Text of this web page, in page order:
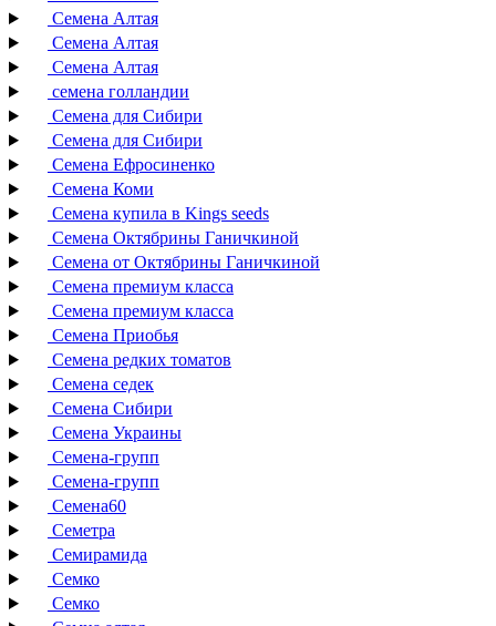
Семена Алтая
Семена Алтая
Семена Алтая
семена голландии
Семена для Сибири
Семена для Сибири
Семена Ефросиненко
Семена Коми
Семена купила в Kings seeds
Семена Октябрины Ганичкиной
Семена от Октябрины Ганичкиной
Семена премиум класса
Семена премиум класса
Семена Приобья
Семена редких томатов
Семена седек
Семена Сибири
Семена Украины
Семена-групп
Семена-групп
Семена60
Семетра
Семирамида
Семко
Семко